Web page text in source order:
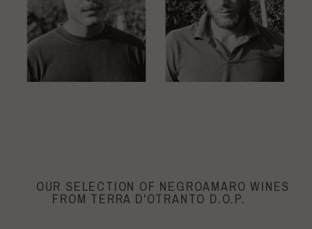
OUR SELECTION OF NEGROAMARO WINES
FROM TERRA D'OTRANTO D.O.P.